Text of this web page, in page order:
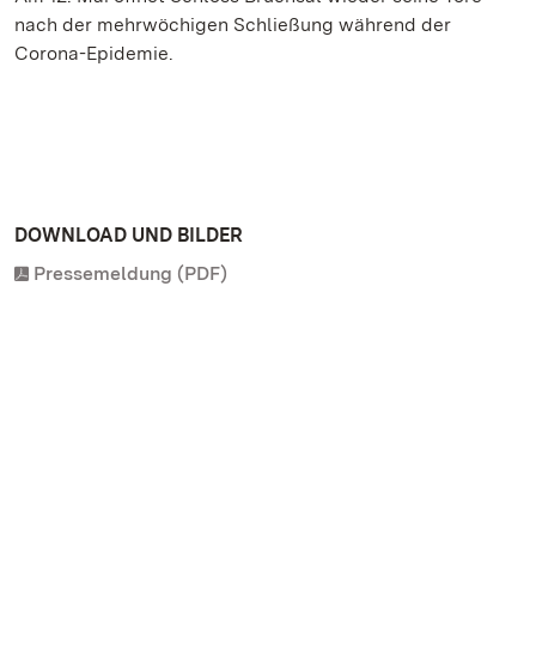
nach der mehrwöchigen Schließung während der
Corona-Epidemie.
DOWNLOAD UND BILDER
Pressemeldung (PDF)